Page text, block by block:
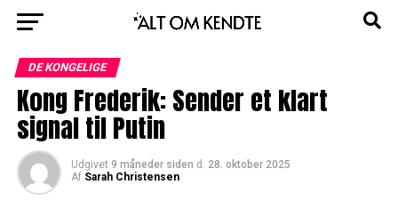
DE KONGELIGE
Kong Frederik: Sender et klart
signal til Putin
Udgivet 9 måneder siden d. 28. oktober 2025
Af Sarah Christensen